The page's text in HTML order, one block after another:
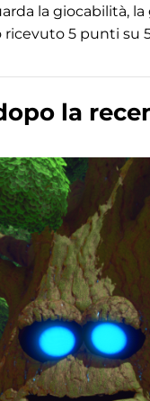
la giocabilità,
5 punti su
la